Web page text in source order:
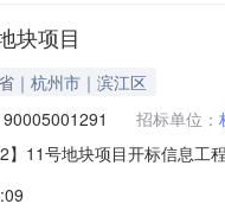
块项目
｜杭州市｜滨江区
招标单位：
】11号地块项目开标信息工
合符合2浙江大家物业服务